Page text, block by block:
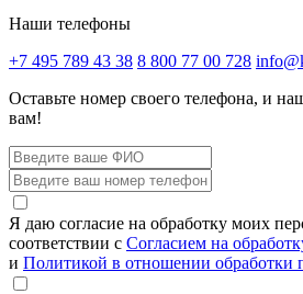
Наши телефоны
+7 495 789 43 38 8 800 77 00 728
Оставьте номер своего телефона, и
вам!
Я даю согласие на обработку моих
соответствии с Согласием на
и Политикой в отношении обработки